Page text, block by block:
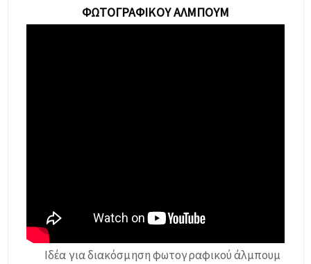
ΦΩΤΟΓΡΑΦΙΚΟΎ ΆΛΜΠΟΥΜ
Ιδέα για διακόσμηση φωτογραφικού άλμπουμ